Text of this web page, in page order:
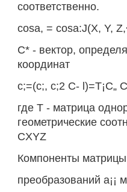
соответственно.
cosa, = cosa:J(X, Y,
С* - вектор,
координат
с;=(с;, с;2 С- l)=T¡C„
где Т - матрица
геометрические
CXYZ
Компоненты
преобразований a¡¡